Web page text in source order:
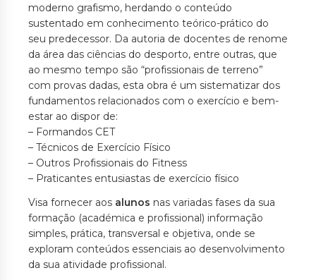
moderno grafismo, herdando o conteúdo
sustentado em conhecimento teórico-prático do
seu predecessor. Da autoria de docentes de renome
da área das ciências do desporto, entre outras, que
ao mesmo tempo são “profissionais de terreno”
com provas dadas, esta obra é um sistematizar dos
fundamentos relacionados com o exercício e bem-
estar ao dispor de:
– Formandos CET
– Técnicos de Exercício Físico
– Outros Profissionais do Fitness
– Praticantes entusiastas de exercício físico
Visa fornecer aos alunos nas variadas fases da sua
formação (académica e profissional) informação
simples, prática, transversal e objetiva, onde se
exploram conteúdos essenciais ao desenvolvimento
da sua atividade profissional.